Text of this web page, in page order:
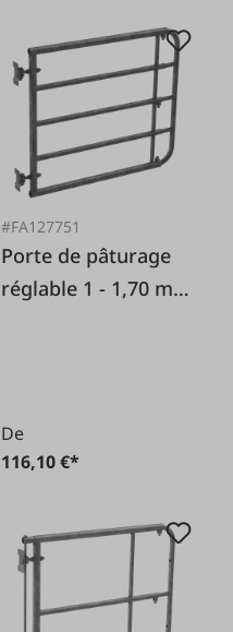
#FA127751
Porte de pâturage
réglable 1 - 1,70 m
De
116,10 €*